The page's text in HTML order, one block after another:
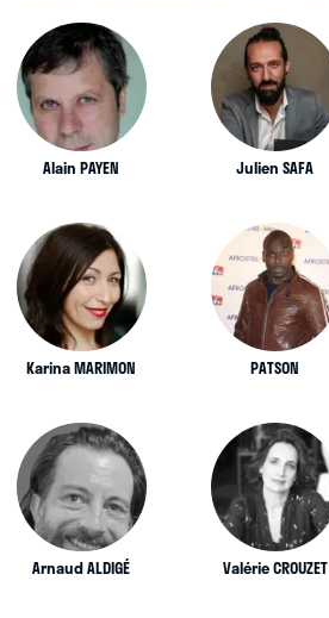
Alain PAYEN Julien SAFA
Karina MARIMON PATSON
Arnaud ALDIGÉ Valérie CROUZET